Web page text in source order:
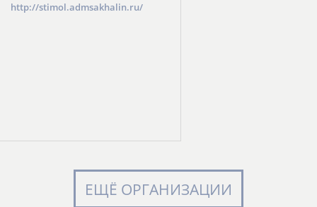
http://stimol.admsakhalin.ru/
ЕЩЁ ОРГАНИЗАЦИИ